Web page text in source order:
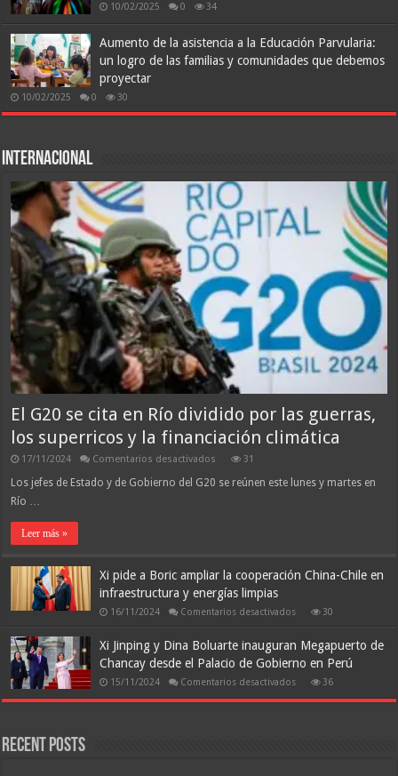
10/02/2025 0 34
Aumento de la asistencia a la Educación Parvularia:
un logro de las familias y comunidades que debemos
proyectar
10/02/2025 0 30
Internacional
El G20 se cita en Río dividido por las guerras,
los superricos y la financiación climática
17/11/2024 Comentarios desactivados
G20
guerras,
superricos
y
climática
31
Los jefes de Estado y de Gobierno del G20 se reúnen este lunes y martes en
Río …
Leer más »
Xi pide a Boric ampliar la cooperación China-Chile en
infraestructura y energías limpias
16/11/2024 Comentarios desactivados
a
Boric
ampliar
cooperación
30
Xi Jinping y Dina Boluarte inauguran Megapuerto de
Chancay desde el Palacio de Gobierno en Perú
15/11/2024 Comentarios desactivados
Jinping
36
Recent Posts